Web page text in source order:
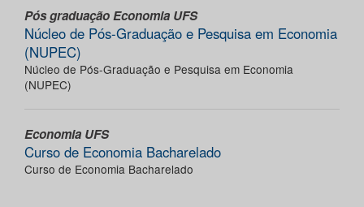
Pós graduação Economia UFS
Núcleo de Pós-Graduação e Pesquisa em Economia
(NUPEC)
Núcleo de Pós-Graduação e Pesquisa em Economia
(NUPEC)
Economia UFS
Curso de Economia Bacharelado
Curso de Economia Bacharelado